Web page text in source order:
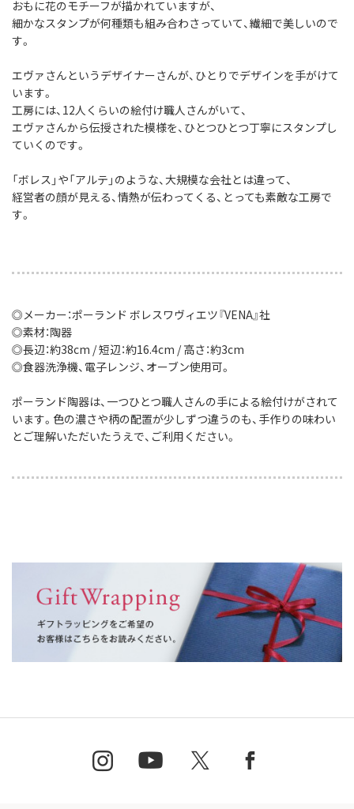
おもに花のモチーフが描かれていますが、
細かなスタンプが何種類も組み合わさっていて、繊細で美しいので
す。
エヴァさんというデザイナーさんが、ひとりでデザインを手がけて
います。
工房には、12人くらいの絵付け職人さんがいて、
エヴァさんから伝授された模様を、ひとつひとつ丁寧にスタンプし
ていくのです。
「ボレス」や「アルテ」のような、大規模な会社とは違って、
経営者の顔が見える、情熱が伝わってくる、とっても素敵な工房で
す。
◎メーカー：ポーランド ボレスワヴィエツ『VENA』社
◎素材：陶器
◎長辺：約38cm / 短辺：約16.4cm / 高さ：約3cm
◎食器洗浄機、電子レンジ、オーブン使用可。
ポーランド陶器は、一つひとつ職人さんの手による絵付けがされて
います。色の濃さや柄の配置が少しずつ違うのも、手作りの味わい
とご理解いただいたうえで、ご利用ください。